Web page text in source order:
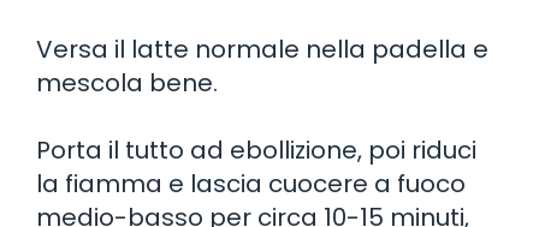
Versa il latte normale nella padella e
mescola bene.
Porta il tutto ad ebollizione, poi riduci
la fiamma e lascia cuocere a fuoco
medio-basso per circa 10-15 minuti,